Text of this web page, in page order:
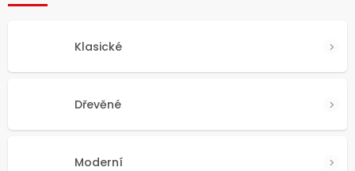
Klasické
Dřevěné
Moderní